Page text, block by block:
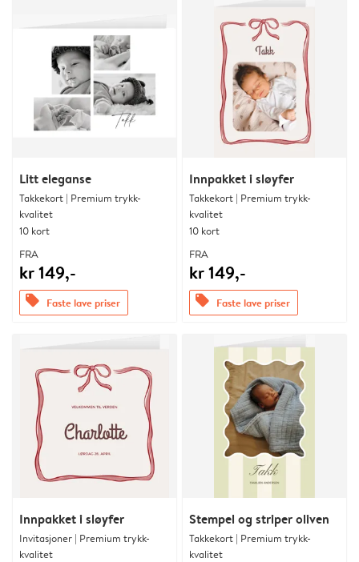
Litt eleganse
Takkekort | Premium trykk-
kvalitet
10 kort
FRA
kr 149,-
offers Faste lave priser
Innpakket i sløyfer
Takkekort | Premium trykk-
kvalitet
10 kort
FRA
kr 149,-
offers Faste lave priser
Innpakket i sløyfer
Invitasjoner | Premium trykk-
kvalitet
Stempel og striper oliven
Takkekort | Premium trykk-
kvalitet